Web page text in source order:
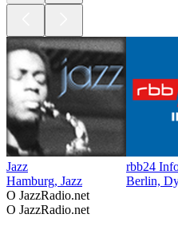
Jazz
Hamburg, Jazz
rbb24
Berlin,
O JazzRadio.net
O JazzRadio.net